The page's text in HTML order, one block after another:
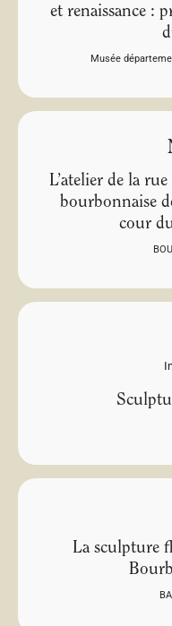
et renaissance :
Musée
L’atelier de la
bourbonnaise
cour
La sculpture